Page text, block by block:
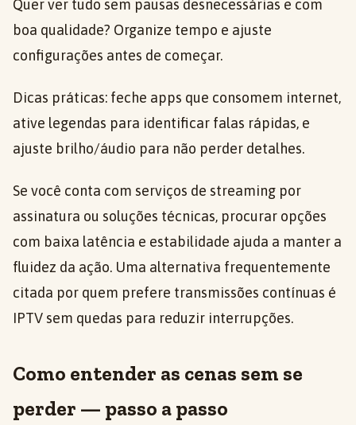
Quer ver tudo sem pausas desnecessárias e com
boa qualidade? Organize tempo e ajuste
configurações antes de começar.
Dicas práticas: feche apps que consomem internet,
ative legendas para identificar falas rápidas, e
ajuste brilho/áudio para não perder detalhes.
Se você conta com serviços de streaming por
assinatura ou soluções técnicas, procurar opções
com baixa latência e estabilidade ajuda a manter a
fluidez da ação. Uma alternativa frequentemente
citada por quem prefere transmissões contínuas é
IPTV sem quedas para reduzir interrupções.
Como entender as cenas sem se
perder — passo a passo